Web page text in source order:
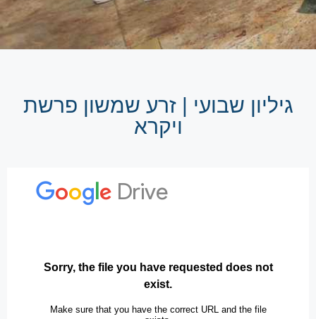
גיליון שבועי | זרע שמשון פרשת
ויקרא